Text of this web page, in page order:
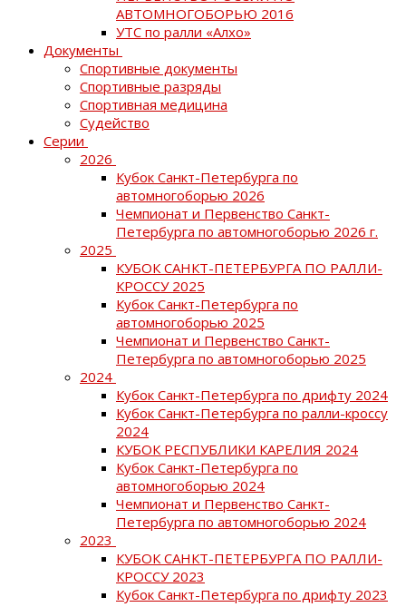
АВТОМНОГОБОРЬЮ 2016
УТС по ралли «Алхо»
Документы
Спортивные документы
Спортивные разряды
Спортивная медицина
Судейство
Серии
2026
Кубок Санкт-Петербурга по
автомногоборью 2026
Чемпионат и Первенство Санкт-
Петербурга по автомногоборью 2026 г.
2025
КУБОК САНКТ-ПЕТЕРБУРГА ПО РАЛЛИ-
КРОССУ 2025
Кубок Санкт-Петербурга по
автомногоборью 2025
Чемпионат и Первенство Санкт-
Петербурга по автомногоборью 2025
2024
Кубок Санкт-Петербурга по дрифту 2024
Кубок Санкт-Петербурга по ралли-кроссу
2024
КУБОК РЕСПУБЛИКИ КАРЕЛИЯ 2024
Кубок Санкт-Петербурга по
автомногоборью 2024
Чемпионат и Первенство Санкт-
Петербурга по автомногоборью 2024
2023
КУБОК САНКТ-ПЕТЕРБУРГА ПО РАЛЛИ-
КРОССУ 2023
Кубок Санкт-Петербурга по дрифту 2023